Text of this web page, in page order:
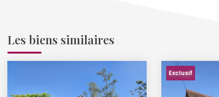
Les biens similaires
Exclusif